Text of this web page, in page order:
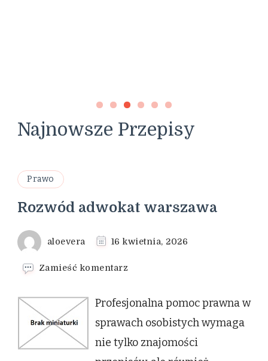
Najnowsze Przepisy
Prawo
Rozwód adwokat warszawa
aloevera 16 kwietnia, 2026
Zamieść komentarz
adwokat
warszawa
Profesjonalna pomoc prawna w
sprawach osobistych wymaga
nie tylko znajomości